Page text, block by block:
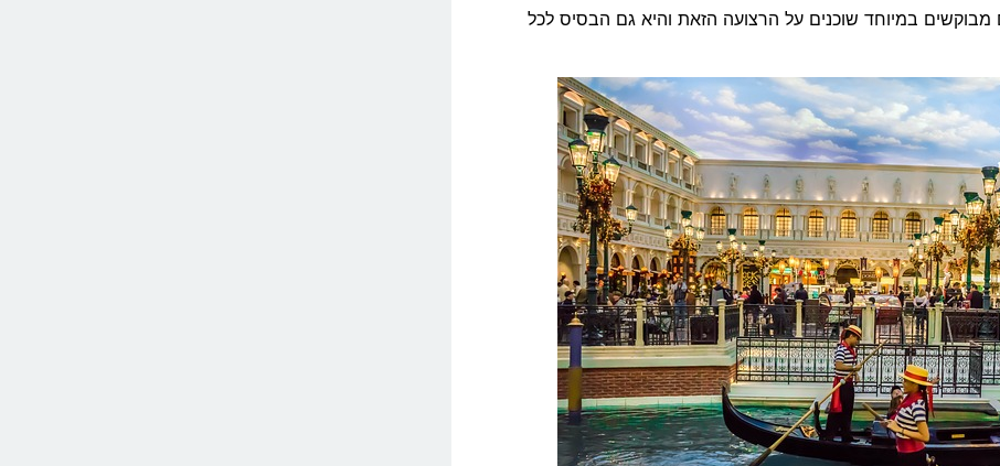
במיוחד שוכנים על הרצועה הזאת והיא גם הבסיס לכל